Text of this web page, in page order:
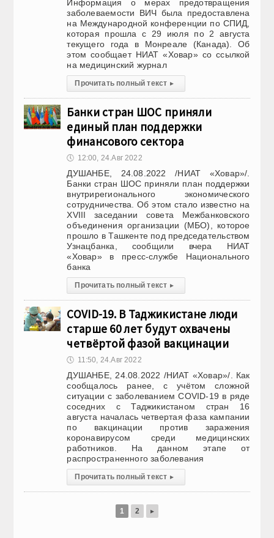
Информация о мерах предотвращения
заболеваемости ВИЧ была предоставлена
на Международной конференции по СПИД,
которая прошла с 29 июля по 2 августа
текущего года в Монреале (Канада). Об
этом сообщает НИАТ «Ховар» со ссылкой
на медицинский журнал
Прочитать полный текст ▸
Банки стран ШОС приняли
единый план поддержки
финансового сектора
🕔 12:00, 24.Авг 2022
ДУШАНБЕ, 24.08.2022 /НИАТ «Ховар»/.
Банки стран ШОС приняли план поддержки
внутрирегионального экономического
сотрудничества. Об этом стало известно на
XVIII заседании совета Межбанковского
объединения организации (МБО), которое
прошло в Ташкенте под председательством
Узнацбанка, сообщили вчера НИАТ
«Ховар» в пресс-службе Национального
банка
Прочитать полный текст ▸
COVID-19. В Таджикистане люди
старше 60 лет будут охвачены
четвёртой фазой вакцинации
🕔 11:50, 24.Авг 2022
ДУШАНБЕ, 24.08.2022 /НИАТ «Ховар»/. Как
сообщалось ранее, с учётом сложной
ситуации с заболеванием COVID-19 в ряде
соседних с Таджикистаном стран 16
августа началась четвертая фаза кампании
по вакцинации против заражения
коронавирусом среди медицинских
работников. На данном этапе от
распространенного заболевания
Прочитать полный текст ▸
1 2 ▸